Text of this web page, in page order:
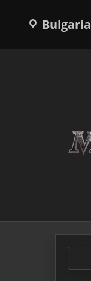
съдържаниетоBulgaria